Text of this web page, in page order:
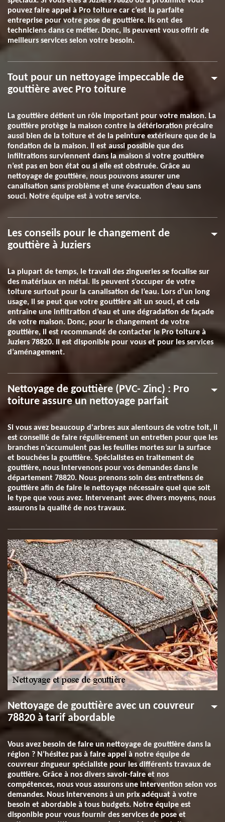
pouvez faire appel à Pro toiture car c’est la parfaite
entreprise pour votre pose de gouttière. Ils ont des
techniciens dans ce métier. Donc, ils peuvent vous offrir de
meilleurs services selon votre besoin.
Tout pour un nettoyage impeccable de
gouttière avec Pro toiture
La gouttière détient un rôle important pour votre maison. La
gouttière protège la maison contre la détérioration précaire
aussi bien de la toiture et de la peinture extérieure que de la
fondation de la maison. Il est aussi possible que des
infiltrations surviennent dans la maison si votre gouttière
n’est pas en bon état ou si elle est obstruée. Grâce au
nettoyage de gouttière, nous pouvons assurer une
canalisation sans problème et une évacuation d’eau sans
souci. Notre équipe est à votre service.
Les conseils pour le changement de
gouttière à Juziers
La plupart de temps, le travail des zingueries se focalise sur
des matériaux en métal. Ils peuvent s’occuper de votre
toiture surtout pour la canalisation de l’eau. Lors d’un long
usage, il se peut que votre gouttière ait un souci, et cela
entraîne une infiltration d’eau et une dégradation de façade
de votre maison. Donc, pour le changement de votre
gouttière, il est recommandé de contacter le Pro toiture à
Juziers 78820. Il est disponible pour vous et pour les services
d’aménagement.
Nettoyage de gouttière (PVC- Zinc) : Pro
toiture assure un nettoyage parfait
Si vous avez beaucoup d'arbres aux alentours de votre toit, il
est conseillé de faire régulièrement un entretien pour que les
branches n’accumulent pas les feuilles mortes sur la surface
et bouchées la gouttière. Spécialistes en traitement de
gouttière, nous intervenons pour vos demandes dans le
département 78820. Nous prenons soin des entretiens de
gouttière afin de faire le nettoyage nécessaire quel que soit
le type que vous avez. Intervenant avec divers moyens, nous
assurons la qualité de nos travaux.
Nettoyage de gouttière avec un couvreur
78820 à tarif abordable
Vous avez besoin de faire un nettoyage de gouttière dans la
région ? N’hésitez pas à faire appel à notre équipe de
couvreur zingueur spécialiste pour les différents travaux de
gouttière. Grâce à nos divers savoir-faire et nos
compétences, nous vous assurons une intervention selon vos
demandes. Nous intervenons à un prix adéquat à votre
besoin et abordable à tous budgets. Notre équipe est
disponible pour vous fournir des services de pose et